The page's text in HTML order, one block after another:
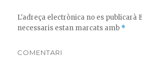
L'adreça electrònica no es publicarà
necessaris estan marcats amb *
COMENTARI